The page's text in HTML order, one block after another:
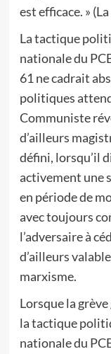
est efficace. »
La tactique
nationale du
61 ne cadrait
politiques
Communiste
d’ailleurs
défini, lorsqu’il
activement une
en période de
avec toujours
l’adversaire à
d’ailleurs
marxisme.
Lorsque la
la tactique
nationale du